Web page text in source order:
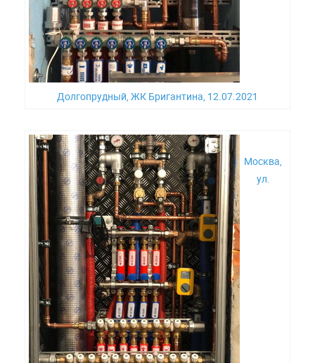
Долгопрудный, ЖК Бригантина, 12.07.2021
Москва,
ул.